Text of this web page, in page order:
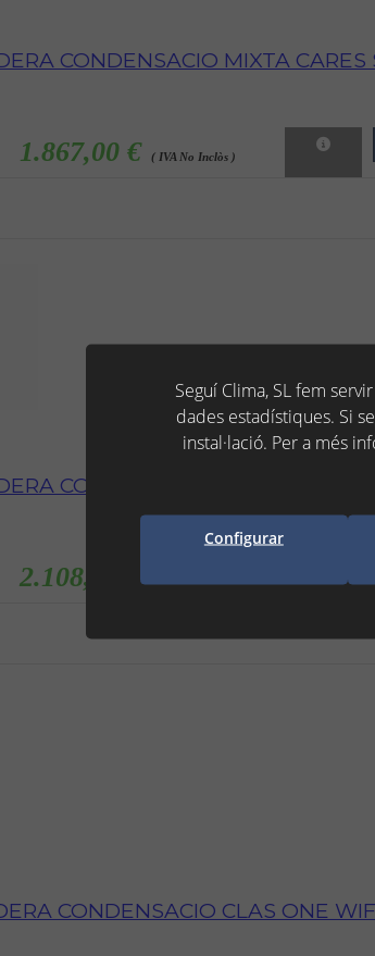
CONDENSACIO MIXTA CARES
1.867,00 € ( IVA No Inclòs )
CONDENSACIO MIXTA CARES
2.108,00 € ( IVA No Inclòs )
CONDENSACIO CLAS ONE
Seguí Clima, SL fem
dades estadístiques. Si
instal·lació. Per a més
Configurar